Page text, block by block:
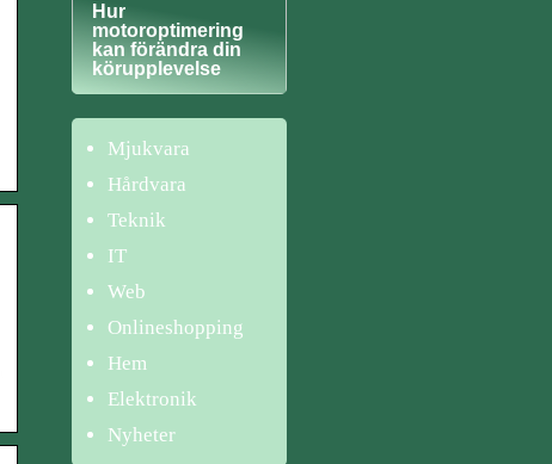
Hur
motoroptimering
kan förändra din
körupplevelse
Mjukvara
Hårdvara
Teknik
IT
Web
Onlineshopping
Hem
Elektronik
Nyheter